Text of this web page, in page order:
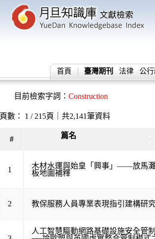
首頁 臺灣期刊 法律 公
目前檢索字詞： Construction
頁數： 1 / 215頁｜共2,141筆資料
# 篇名
1
木材水運與始皇「興事」——放馬
板地圖補釋
2 教保服務人員專業表現指引建構研
人工智慧驅動網路基礎設施安全管